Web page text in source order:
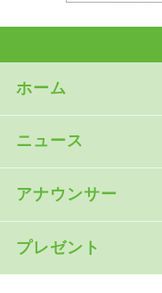
ホーム
ニュース
アナウンサー
プレゼント